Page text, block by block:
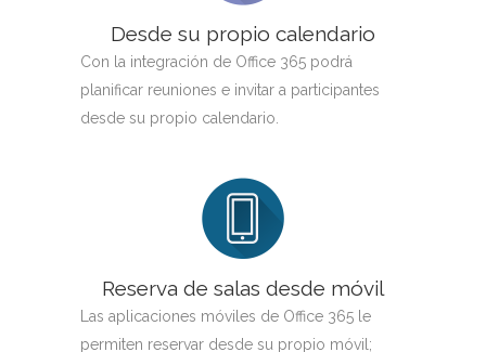
Desde su propio calendario
Con la integración de Office 365 podrá
planificar reuniones e invitar a participantes
desde su propio calendario.
Reserva de salas desde móvil
Las aplicaciones móviles de Office 365 le
permiten reservar desde su propio móvil;